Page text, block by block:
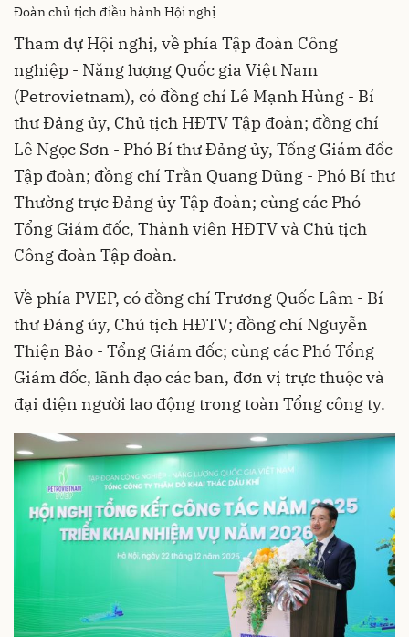
Đoàn chủ tịch điều hành Hội nghị
Tham dự Hội nghị, về phía Tập đoàn Công
nghiệp - Năng lượng Quốc gia Việt Nam
(Petrovietnam), có đồng chí Lê Mạnh Hùng - Bí
thư Đảng ủy, Chủ tịch HĐTV Tập đoàn; đồng chí
Lê Ngọc Sơn - Phó Bí thư Đảng ủy, Tổng Giám đốc
Tập đoàn; đồng chí Trần Quang Dũng - Phó Bí thư
Thường trực Đảng ủy Tập đoàn; cùng các Phó
Tổng Giám đốc, Thành viên HĐTV và Chủ tịch
Công đoàn Tập đoàn.
Về phía PVEP, có đồng chí Trương Quốc Lâm - Bí
thư Đảng ủy, Chủ tịch HĐTV; đồng chí Nguyễn
Thiện Bảo - Tổng Giám đốc; cùng các Phó Tổng
Giám đốc, lãnh đạo các ban, đơn vị trực thuộc và
đại diện người lao động trong toàn Tổng công ty.